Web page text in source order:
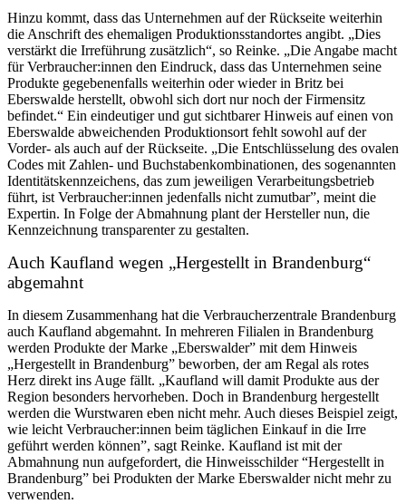
Hinzu kommt, dass das Unternehmen auf der Rückseite weiterhin
die Anschrift des ehemaligen Produktionsstandortes angibt. „Dies
verstärkt die Irreführung zusätzlich“, so Reinke. „Die Angabe macht
für Verbraucher:innen den Eindruck, dass das Unternehmen seine
Produkte gegebenenfalls weiterhin oder wieder in Britz bei
Eberswalde herstellt, obwohl sich dort nur noch der Firmensitz
befindet.“ Ein eindeutiger und gut sichtbarer Hinweis auf einen von
Eberswalde abweichenden Produktionsort fehlt sowohl auf der
Vorder- als auch auf der Rückseite. „Die Entschlüsselung des ovalen
Codes mit Zahlen- und Buchstabenkombinationen, des sogenannten
Identitätskennzeichens, das zum jeweiligen Verarbeitungsbetrieb
führt, ist Verbraucher:innen jedenfalls nicht zumutbar”, meint die
Expertin. In Folge der Abmahnung plant der Hersteller nun, die
Kennzeichnung transparenter zu gestalten.
Auch Kaufland wegen „Hergestellt in Brandenburg“
abgemahnt
In diesem Zusammenhang hat die Verbraucherzentrale Brandenburg
auch Kaufland abgemahnt. In mehreren Filialen in Brandenburg
werden Produkte der Marke „Eberswalder” mit dem Hinweis
„Hergestellt in Brandenburg” beworben, der am Regal als rotes
Herz direkt ins Auge fällt. „Kaufland will damit Produkte aus der
Region besonders hervorheben. Doch in Brandenburg hergestellt
werden die Wurstwaren eben nicht mehr. Auch dieses Beispiel zeigt,
wie leicht Verbraucher:innen beim täglichen Einkauf in die Irre
geführt werden können”, sagt Reinke. Kaufland ist mit der
Abmahnung nun aufgefordert, die Hinweisschilder “Hergestellt in
Brandenburg” bei Produkten der Marke Eberswalder nicht mehr zu
verwenden.